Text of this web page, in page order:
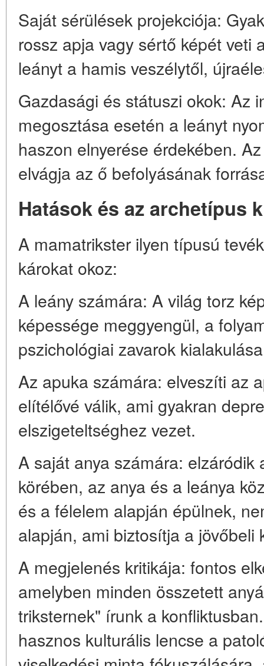
Saját sérülések projekciója:
rossz apja vagy sértő képét veti
leányt a hamis veszélytől,
Gazdasági és státuszi okok: Az
megosztása esetén a leányt
haszon elnyerése érdekében.
elvágja az ő befolyásának
Hatások és az archetípus
A mamatrikster ilyen típusú
károkat okoz:
A leány számára: A világ torz
képessége meggyengül, a
pszichológiai zavarok
Az apuka számára: elveszíti az
elítélővé válik, ami gyakran
elszigeteltséghez vezet.
A saját anya számára: elzáródik
körében, az anya és a leánya
és a félelem alapján épülnek,
alapján, ami biztosítja a jövőbeli
A megjelenés kritikája: fontos
amelyben minden összetett
triksternek" írunk a
hasznos kulturális lencse a